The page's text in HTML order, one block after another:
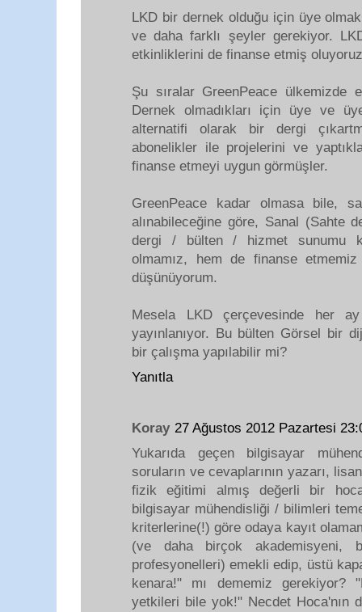
LKD bir dernek olduğu için üye
ve daha farklı şeyler gerekiyor.
etkinliklerini de finanse etmiş
Şu sıralar GreenPeace ülkemizde
Dernek olmadıkları için üye ve
alternatifi olarak bir dergi
abonelikler ile projelerini ve
finanse etmeyi uygun görmüşler.
GreenPeace kadar olmasa bile,
alınabileceğine göre, Sanal (Sahte
dergi / bülten / hizmet sunumu
olmamız, hem de finanse
düşünüyorum.
Mesela LKD çerçevesinde her
yayınlanıyor. Bu bülten Görsel bir
bir çalışma yapılabilir mi?
Yanıtla
Koray 27 Ağustos 2012 Pazartesi
Yukarıda geçen bilgisayar
soruların ve cevaplarının yazarı,
fizik eğitimi almış değerli bir
bilgisayar mühendisliği / bilimleri
kriterlerine(!) göre odaya kayıt
(ve daha birçok akademisyeni,
profesyonelleri) emekli edip, üstü
kenara!" mı dememiz gerekiyor?
yetkileri bile yok!" Necdet Hoca'nın